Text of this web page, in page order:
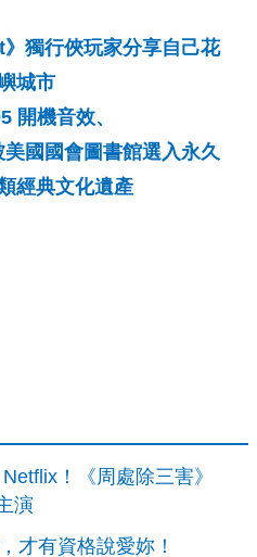
》獨行俠玩家分享自己花
城市
開機音效、
國國會圖書館選入永久
經典文化遺產
！《周處除三害》
演
才有資格說愛妳！